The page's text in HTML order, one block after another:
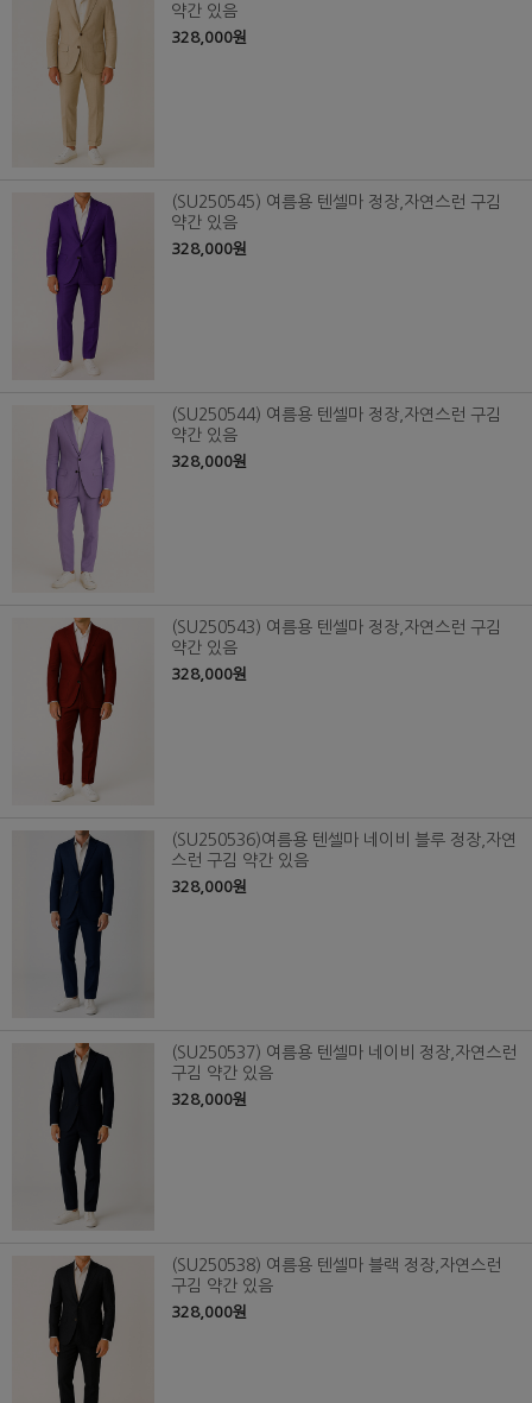
약간 있음
328,000원
(SU250545) 여름용 텐셀마 정장,자연스런 구김
약간 있음
328,000원
(SU250544) 여름용 텐셀마 정장,자연스런 구김
약간 있음
328,000원
(SU250543) 여름용 텐셀마 정장,자연스런 구김
약간 있음
328,000원
(SU250536)여름용 텐셀마 네이비 블루 정장,자연
스런 구김 약간 있음
328,000원
(SU250537) 여름용 텐셀마 네이비 정장,자연스런
구김 약간 있음
328,000원
(SU250538) 여름용 텐셀마 블랙 정장,자연스런
구김 약간 있음
328,000원